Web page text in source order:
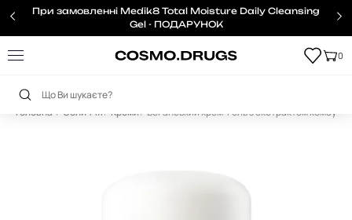
При замовленні Medik8 Total Moisture Daily Cleansing
Gel - ПОДАРУНОК
0
Головна Обличчя Креми Веганський крем-гель з екстрактом комбучі